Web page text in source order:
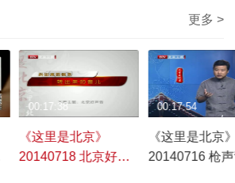
更多 >
《这里是北京》
20140718 北京好声
00:17:38
《这里是北京
20140716 枪
00:17:54